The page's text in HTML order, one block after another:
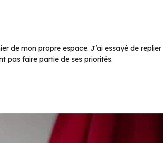
de mon propre espace. J’ai essayé de replier
pas faire partie de ses priorités.